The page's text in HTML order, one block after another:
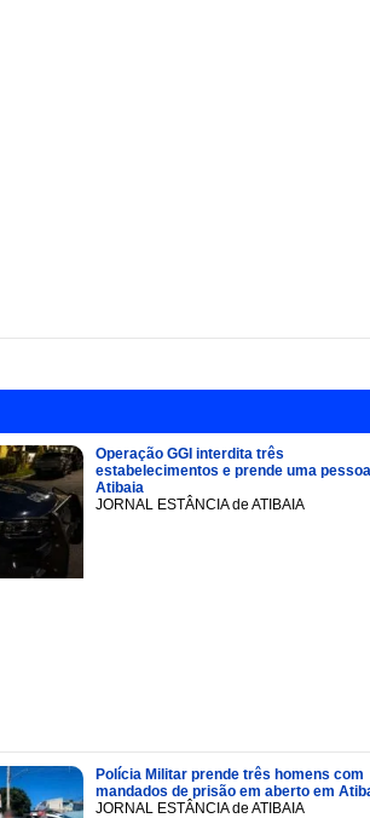
Operação GGI interdita três
estabelecimentos e prende uma
Atibaia
JORNAL ESTÂNCIA de ATIBAIA
Polícia Militar prende três homens com
mandados de prisão em aberto em
JORNAL ESTÂNCIA de ATIBAIA